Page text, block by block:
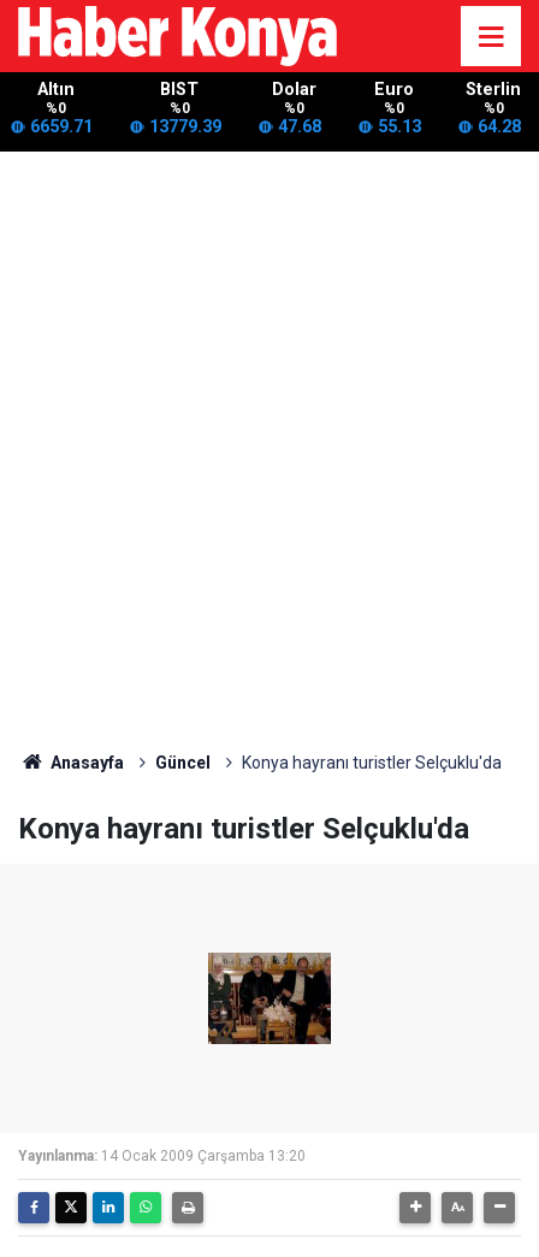
Altın
%0
6659.71
BIST
%0
13779.39
Dolar
%0
47.68
Euro
%0
55.13
Sterlin
%0
64.28
Anasayfa Güncel Konya hayranı turistler Selçuklu'da
Konya hayranı turistler Selçuklu'da
Yayınlanma: 14 Ocak 2009 Çarşamba 13:20